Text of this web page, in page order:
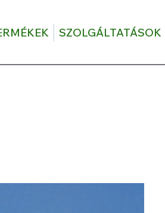
SZOLGÁLTATÁSOK